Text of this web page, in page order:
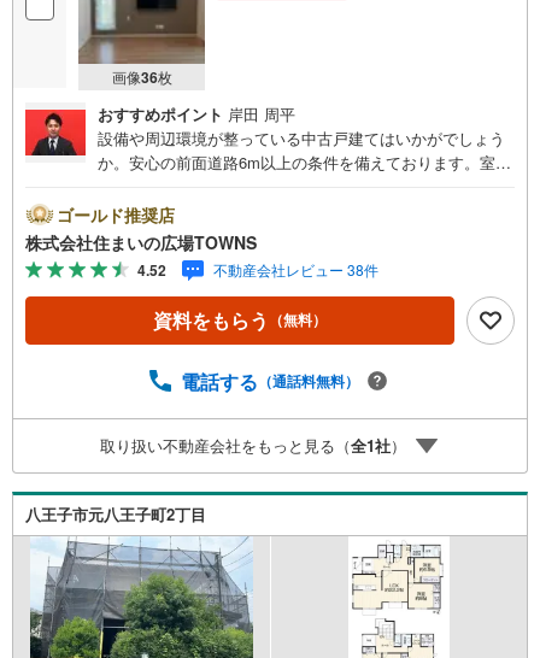
画像36枚
おすすめポイント 岸田 周平
設備や周辺環境が整っている中古戸建てはいかがでしょう
か。安心の前面道路6m以上の条件を備えております。室内
す。建物面積115.16平米なので、使い勝手がいいです。南
向きの物件をお探しの方、コチラよりご覧ください。寝
室・食事様々なことにお使いいただける和室がございま
す。南向きの物件なので気持ちいい光が室内に入ります。
【年中無休/9:00～21:00】人気物件は特にお問い合わせが
集中するため、お早めにお電話下さい。「室内・現地を見
その他、各種ご相談も承っております。○住宅ローンのご相
Sからお客様へ経験豊富なスタッフが親身になってお客様
に合った物件をご紹介させて頂きます！ /他社様掲載物件も
併せてご紹介可能ですのでお気軽にお問い合わせ下さい♪
駐車場もございますので、お車でのお越しも大歓迎です！
ゴールド推奨店
株式会社住まいの広場TOWNS
4.52 不動産会社レビュー 38件
資料をもらう （無料）
電話する （通話料無料）
取り扱い不動産会社をもっと見る（全1社）
八王子市元八王子町2丁目